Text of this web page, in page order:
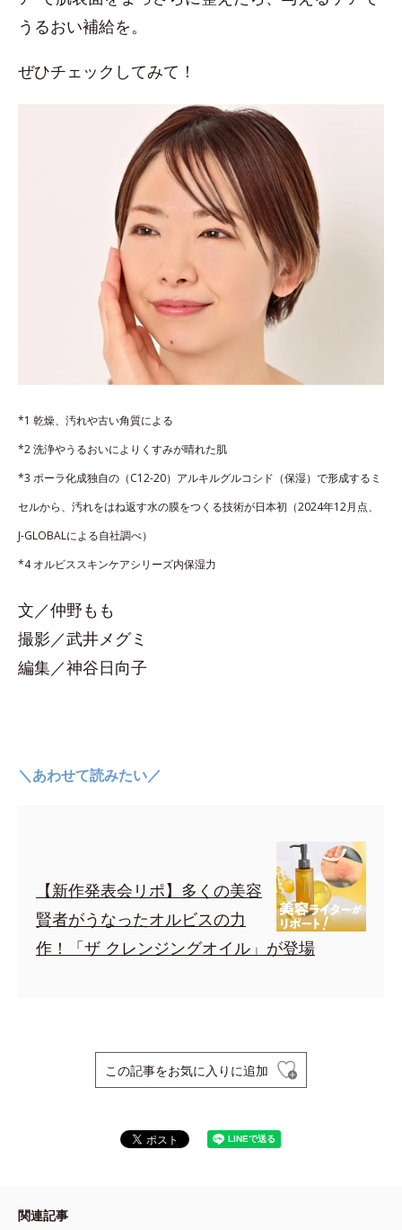
うるおい補給を。
ぜひチェックしてみて！
*1 乾燥、汚れや古い角質による
*2 洗浄やうるおいによりくすみが晴れた肌
*3 ポーラ化成独自の（C12-20）アルキルグルコシド（保湿）で形成するミ
セルから、汚れをはね返す水の膜をつくる技術が日本初（2024年12月点、
J-GLOBALによる自社調べ）
*4 オルビススキンケアシリーズ内保湿力
文／仲野もも
撮影／武井メグミ
編集／神谷日向子
＼あわせて読みたい／
【新作発表会リポ】多くの美容
賢者がうなったオルビスの力
作！「ザ クレンジングオイル」が登場
この記事をお気に入りに追加
関連記事